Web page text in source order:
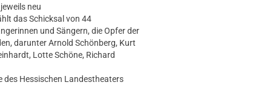
neu
das Schicksal von 44
und Sängern, die Opfer der
darunter Arnold Schönberg, Kurt
Lotte Schöne, Richard
des Hessischen Landestheaters